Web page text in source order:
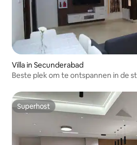
Villa in Secunderabad
Beste plek om te ontspannen in de
Superhost
Superhost